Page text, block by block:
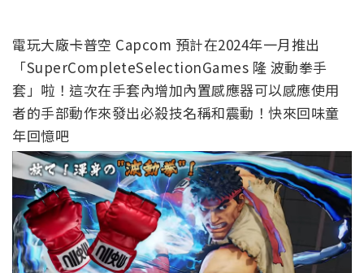
電玩大廠卡普空 Capcom 預計在2024年一月推出
「SuperCompleteSelectionGames 隆 波動拳手
套」啦！這次在手套內增加內置感應器可以感應使用
者的手部動作來發出必殺技名稱和震動！快來回味童
年回憶吧